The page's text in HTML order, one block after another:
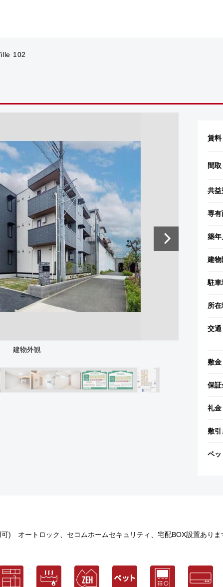
102
建物外観
賃料
間取
共益
専有
築年
建物
駐車
所在
交通
敷金
保証
礼金
敷引
ペッ
) オートロック、セコムホームセキュリティ、宅配BOX設置あり